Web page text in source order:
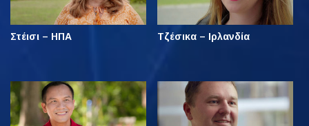
Στέισι – ΗΠΑ Τζέσικα – Ιρλανδία